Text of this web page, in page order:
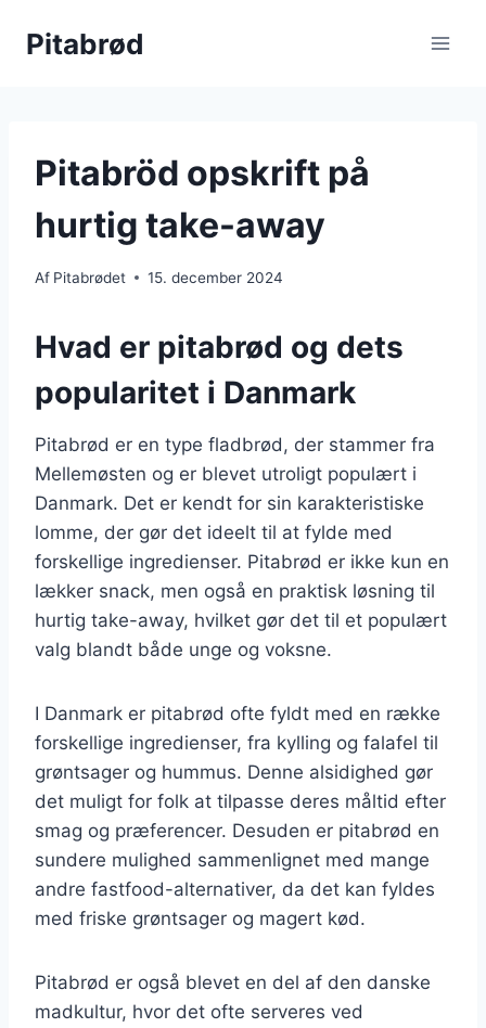
Pitabrød
Pitabröd opskrift på
hurtig take-away
Af Pitabrødet 15. december 2024
Hvad er pitabrød og dets
popularitet i Danmark
Pitabrød er en type fladbrød, der stammer fra
Mellemøsten og er blevet utroligt populært i
Danmark. Det er kendt for sin karakteristiske
lomme, der gør det ideelt til at fylde med
forskellige ingredienser. Pitabrød er ikke kun en
lækker snack, men også en praktisk løsning til
hurtig take-away, hvilket gør det til et populært
valg blandt både unge og voksne.
I Danmark er pitabrød ofte fyldt med en række
forskellige ingredienser, fra kylling og falafel til
grøntsager og hummus. Denne alsidighed gør
det muligt for folk at tilpasse deres måltid efter
smag og præferencer. Desuden er pitabrød en
sundere mulighed sammenlignet med mange
andre fastfood-alternativer, da det kan fyldes
med friske grøntsager og magert kød.
Pitabrød er også blevet en del af den danske
madkultur, hvor det ofte serveres ved